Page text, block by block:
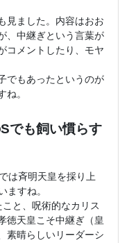
見ました。内容はおお
、中継ぎという言葉が
コメントしたり、モヤ
でもあったというのが
ね。
でも飼い慣らす
は斉明天皇を採り上
ますね。
と、呪術的なカリス
徳天皇こそ中継ぎ（皇
晴らしいリーダーシ